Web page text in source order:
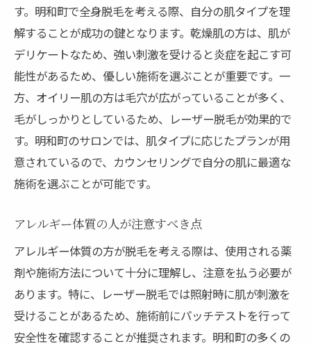
す。明和町で全身脱毛を考える際、自分の肌タイプを理
解することが成功の鍵となります。乾燥肌の方は、肌が
デリケートなため、強い刺激を受けると炎症を起こす可
能性があるため、優しい施術を選ぶことが重要です。一
方、オイリー肌の方は毛穴が広がっていることが多く、
毛がしっかりとしているため、レーザー脱毛が効果的で
す。明和町のサロンでは、肌タイプに応じたプランが用
意されているので、カウンセリングで自分の肌に最適な
施術を選ぶことが可能です。
アレルギー体質の人が注意すべき点
アレルギー体質の方が脱毛を考える際は、使用される薬
剤や施術方法について十分に理解し、注意を払う必要が
あります。特に、レーザー脱毛では照射時に肌が刺激を
受けることがあるため、施術前にパッチテストを行って
安全性を確認することが推奨されます。明和町の多くの